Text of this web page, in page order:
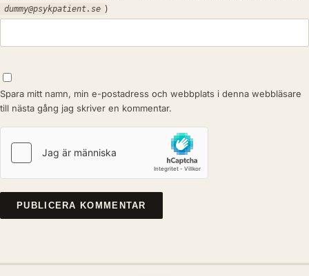
dummy@psykpatient.se )
Spara mitt namn, min e-postadress och webbplats i denna webbläsare
till nästa gång jag skriver en kommentar.